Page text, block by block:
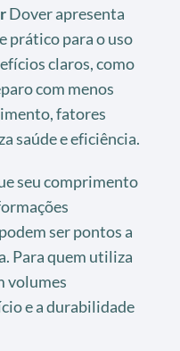
Dover apresenta
prático para o uso
claros, como
com menos
fatores
saúde e eficiência.
seu comprimento
ser pontos a
Para quem utiliza
volumes
e a durabilidade